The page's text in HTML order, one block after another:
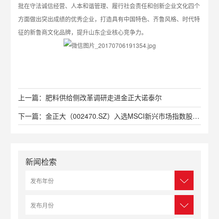
批在守法诚信经营、人本和谐管理、履行社会责任和创新企业文化四个
方面做出突出成绩的优秀企业，打造具有中国特色、齐鲁风格、时代特
征的新鲁商文化品牌，提升山东企业核心竞争力。
上一篇：肥料供给侧改革调研走进金正大诺泰尔
下一篇：金正大（002470.SZ）入选MSCI新兴市场指数股票名单
新闻检索